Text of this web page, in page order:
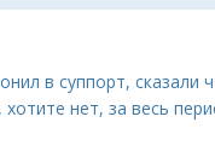
в суппорт, сказали
нет, за весь